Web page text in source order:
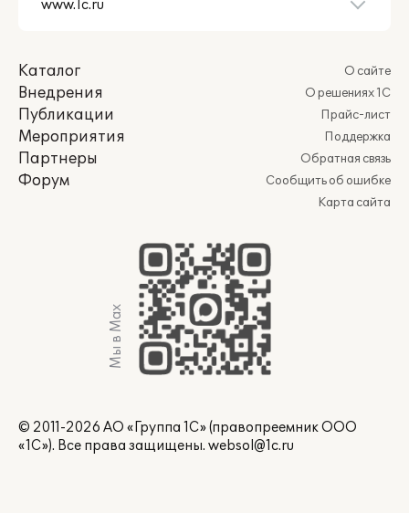
Каталог
Внедрения
Публикации
Мероприятия
Партнеры
Форум
О сайте
О решениях 1С
Прайс-лист
Поддержка
Обратная связь
Сообщить об ошибке
Карта сайта
Мы в Max
© 2011-2026 АО «Группа 1С» (правопреемник ООО
«1С»). Все права защищены. websol@1c.ru